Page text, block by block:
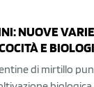
NUOVE
E
di mirtillo